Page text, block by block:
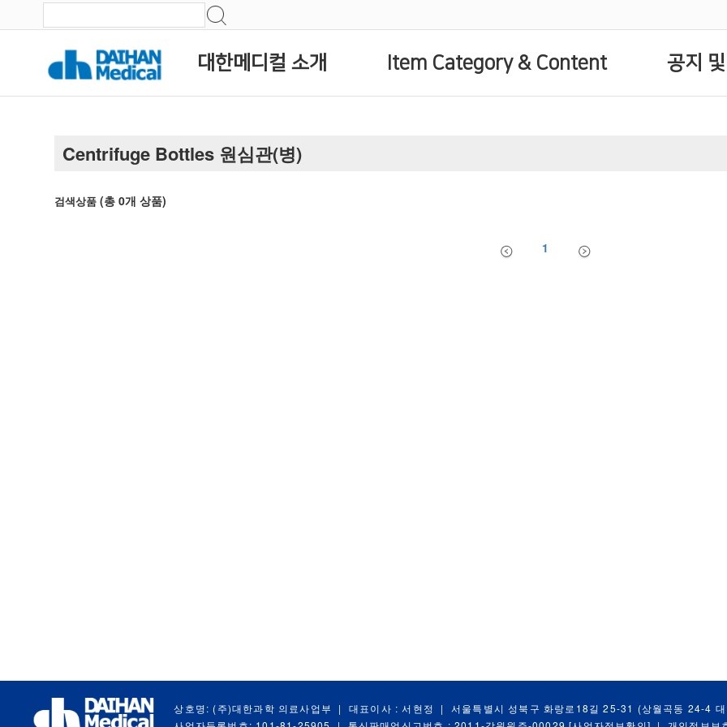
대한메디컬 소개 Item Category & Content 공지
Centrifuge Bottles 원심관(병)
검색상품 (총0개 상품)
1
상호명: (주)대한과학 의료사업부 | 대표이사 : 서현정 |
서울특별시 성북구 화랑로18길 25-31 (상월곡동 24-4